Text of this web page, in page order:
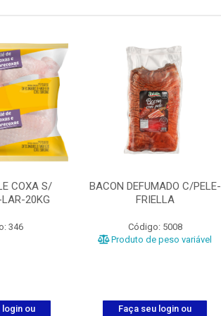
COXA S/
20KG
346
login ou
BACON DEFUMADO C/PELE-
FRIELLA
Código: 5008
Produto de peso variável
Faça seu login ou